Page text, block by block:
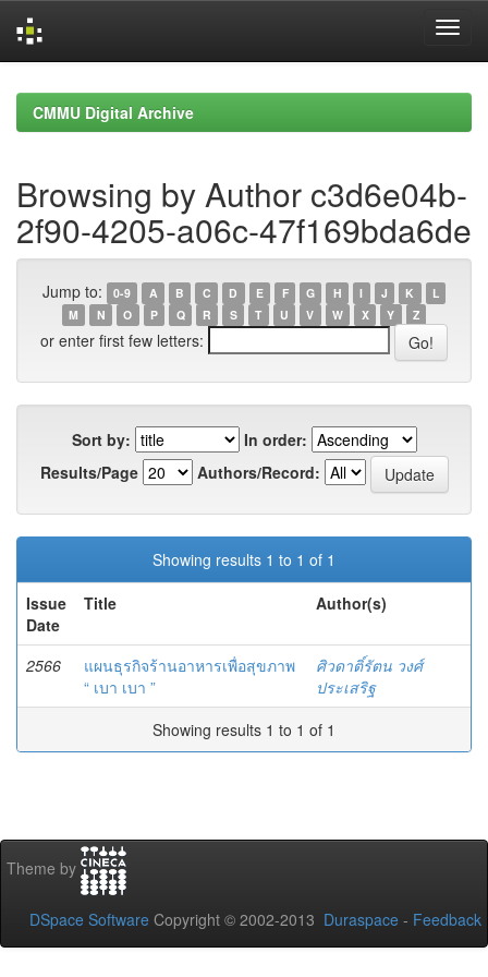
navigationCMMU Digital Archive
Browsing by Author c3d6e04b-
2f90-4205-a06c-47f169bda6de
Jump to: 0-9 A B C D E F G H I J K
L
M
N O P Q R S T U V W X Y Z
or enter first few letters:
Sort by:
In order:
Results/Page
Authors/Record:
Showing results 1 to 1 of 1
Issue
Date
Title Author(s)
2566
แผนธุรกิจร้านอาหารเพื่อสุขภาพ
“ เบา เบา ”
ศิวดาติ์รัตน วงศ์
ประเสริฐ
Showing results 1 to 1 of 1
Theme by
DSpace Software Copyright © 2002-2013 Duraspace - Feedback